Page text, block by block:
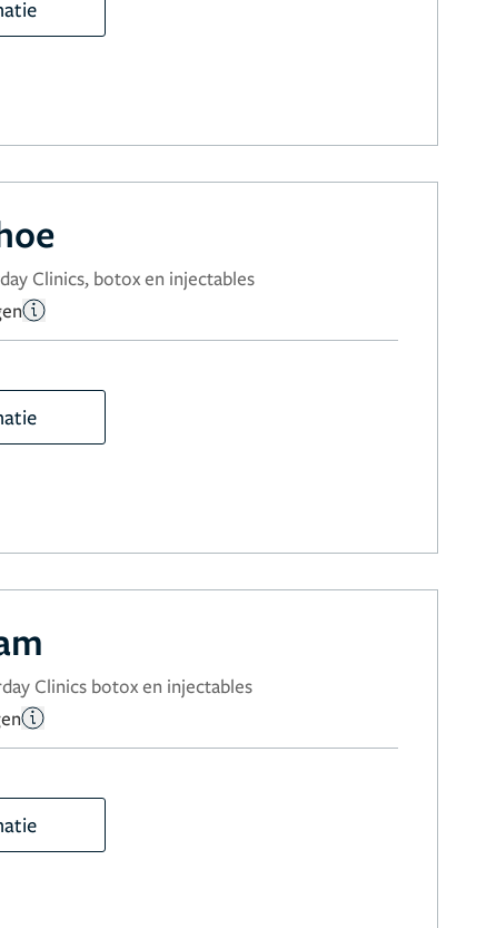
Clinics, botox en injectables
Clinics botox en injectables